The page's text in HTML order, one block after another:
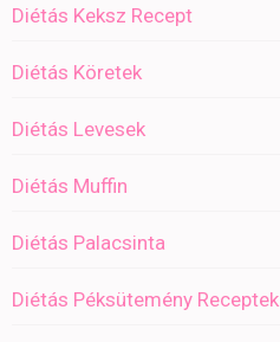
Diétás Keksz Recept
Diétás Köretek
Diétás Levesek
Diétás Muffin
Diétás Palacsinta
Diétás Péksütemény Receptek